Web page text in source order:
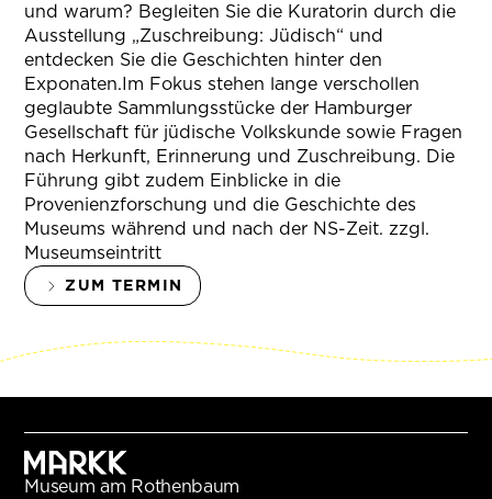
und warum? Begleiten Sie die Kuratorin durch die
Ausstellung „Zuschreibung: Jüdisch“ und
entdecken Sie die Geschichten hinter den
Exponaten.Im Fokus stehen lange verschollen
geglaubte Sammlungsstücke der Hamburger
Gesellschaft für jüdische Volkskunde sowie Fragen
nach Herkunft, Erinnerung und Zuschreibung. Die
Führung gibt zudem Einblicke in die
Provenienzforschung und die Geschichte des
Museums während und nach der NS-Zeit. zzgl.
Museumseintritt
ZUM TERMIN
Museum am Rothenbaum